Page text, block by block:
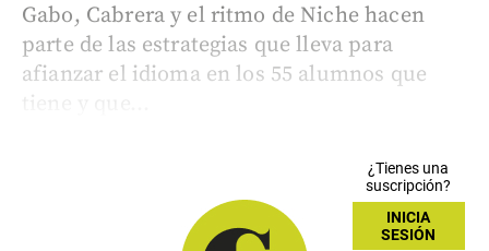
Gabo, Cabrera y el ritmo de Niche hacen
parte de las estrategias que lleva para
afianzar el idioma en los 55 alumnos que
tiene y que...
¿Tienes una
suscripción?
INICIA
SESIÓN